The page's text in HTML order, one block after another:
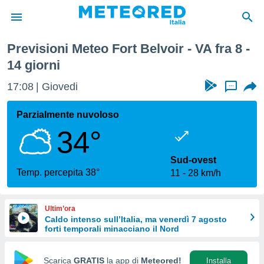
di
per
le
di
Web
le
Previsioni Meteo Fort Belvoir - VA fra 8 -
14 giorni
17:08 Giovedi ...
Parzialmente nuvoloso
34°
Temp. percepita 38°
Sud-ovest
11
28 km/h
Ultim’ora
Caldo intenso sull’Italia, ma venerdì 7 agosto
forti temporali minacciano il Nord
Scarica GRATIS la app di Meteored! Installa